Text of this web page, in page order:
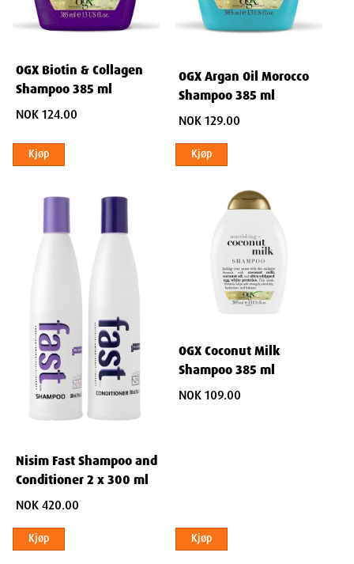
OGX Biotin & Collagen
Shampoo 385 ml
NOK 124.00
Kjøp
OGX Argan Oil Morocco
Shampoo 385 ml
NOK 129.00
Kjøp
Nisim Fast Shampoo and
Conditioner 2 x 300 ml
NOK 420.00
Kjøp
OGX Coconut Milk
Shampoo 385 ml
NOK 109.00
Kjøp